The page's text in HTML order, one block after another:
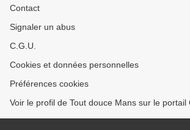
Contact
Signaler un abus
C.G.U.
Cookies et données personnelles
Préférences cookies
Voir le profil de Tout douce Mans sur le portail